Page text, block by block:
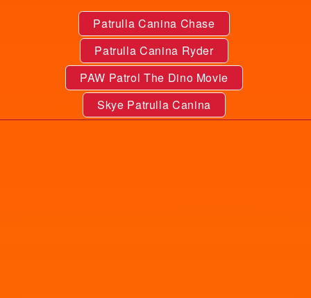
Patrulla Canina Chase
Patrulla Canina Ryder
PAW Patrol The Dino Movie
Skye Patrulla Canina